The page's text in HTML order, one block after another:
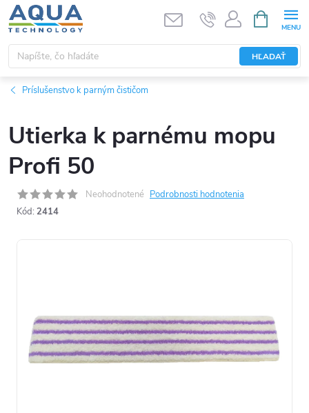
Prejsť
na
obsah
HĽADAŤ
KOŠÍK
Príslušenstvo k parným čističom
Utierka k parnému mopu
Profi 50
Neohodnotené Podrobnosti hodnotenia
Kód: 2414